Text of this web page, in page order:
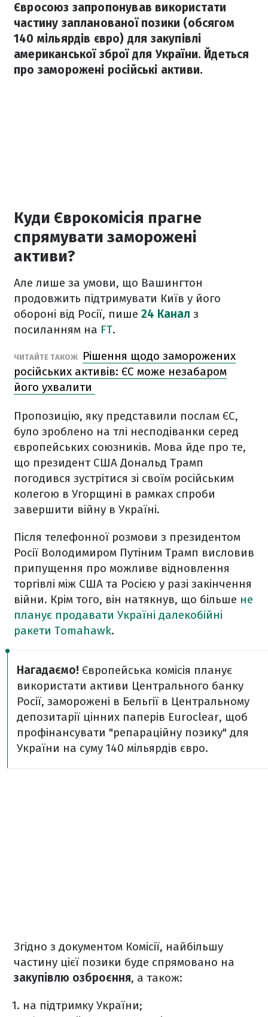
Євросоюз запропонував використати
частину запланованої позики (обсягом
140 мільярдів євро) для закупівлі
американської зброї для України. Йдеться
про заморожені російські активи.
Куди Єврокомісія прагне
спрямувати заморожені
активи?
Але лише за умови, що Вашингтон
продовжить підтримувати Київ у його
обороні від Росії, пише 24 Канал з
посиланням на FT.
ЧИТАЙТЕ ТАКОЖ
Рішення щодо заморожених
російських активів: ЄС може незабаром
його ухвалити
Пропозицію, яку представили послам ЄС,
було зроблено на тлі несподіванки серед
європейських союзників. Мова йде про те,
що президент США Дональд Трамп
погодився зустрітися зі своїм російським
колегою в Угорщині в рамках спроби
завершити війну в Україні.
Після телефонної розмови з президентом
Росії Володимиром Путіним Трамп висловив
припущення про можливе відновлення
торгівлі між США та Росією у разі закінчення
війни. Крім того, він натякнув, що більше не
планує продавати Україні далекобійні
ракети Tomahawk.
Нагадаємо! Європейська комісія планує
використати активи Центрального банку
Росії, заморожені в Бельгії в Центральному
депозитарії цінних паперів Euroclear, щоб
профінансувати "репараційну позику" для
України на суму 140 мільярдів євро.
Згідно з документом Комісії, найбільшу
частину цієї позики буде спрямовано на
закупівлю озброєння, а також:
на підтримку України;